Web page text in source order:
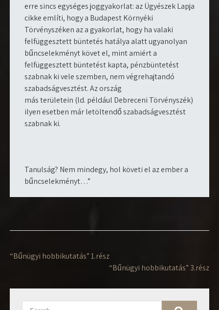
erre sincs egységes joggyakorlat: az Ügyészek Lapja
cikke említi, hogy a Budapest Környéki
Törvényszéken az a gyakorlat, hogy ha valaki
felfüggesztett büntetés hatálya alatt ugyanolyan
bűncselekményt követ el, mint amiért a
felfüggesztett büntetést kapta, pénzbüntetést
szabnak ki vele szemben, nem végrehajtandó
szabadságvesztést. Az ország
más területein (ld. például Debreceni Törvényszék)
ilyen esetben már letöltendő szabadságvesztést
szabnak ki.
Tanulság? Nem mindegy, hol követi el az ember a
bűncselekményt…”
Bejegyzés
“Bűnügyi hobbikutatás” 1.rész
“Bűnügyi hobbikutatás” 3.rész